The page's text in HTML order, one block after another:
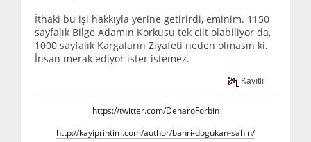
İthaki bu işi hakkıyla yerine getirirdi, eminim. 1150
sayfalık Bilge Adamın Korkusu tek cilt olabiliyor da,
1000 sayfalık Kargaların Ziyafeti neden olmasın ki.
İnsan merak ediyor ister istemez.
Kayıtlı
https://twitter.com/DenaroForbin
http://kayiprihtim.com/author/bahri-dogukan-sahin/